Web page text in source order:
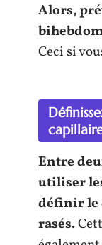
Alors,
Ceci si
Entre
utiliser
définir le
rasés.